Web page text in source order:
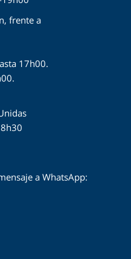
frente a
17h00.
a WhatsApp: